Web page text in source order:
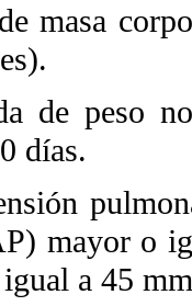
masa
peso no
días.
mayor o
a 45